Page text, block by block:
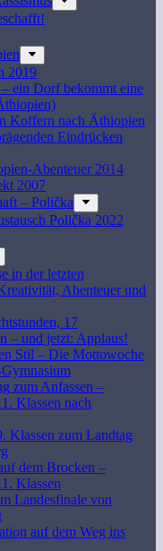
2019
– ein Dorf bekommt eine
Koffern nach Äthiopien
Eindrücken
Abenteuer 2014
2007
– Polička
Polička 2022
in der letzten
Abenteuer und
17
– und jetzt: Applaus!
Stil – Die Mottowoche
zum Anfassen –
Klassen nach
Klassen zum Landtag
dem Brocken –
Klassen
Landesfinale von
auf dem Weg ins